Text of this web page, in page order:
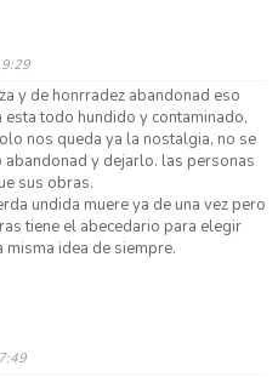
y de honrradez abandonad eso
todo hundido y contaminado,
nos queda ya la nostalgia, no se
y dejarlo. las personas
sus obras.
undida muere ya de una vez pero
tiene el abecedario para elegir
idea de siempre.